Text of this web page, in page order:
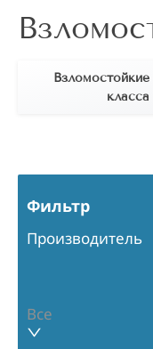
класса
Фильтр
Производитель
Все